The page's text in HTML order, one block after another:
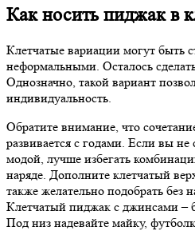
Как носить пиджак в
Клетчатые вариации могут быть
неформальными. Осталось
Однозначно, такой вариант
индивидуальность.
Обратите внимание, что
развивается с годами. Если вы не
модой, лучше избегать
наряде. Дополните клетчатый
также желательно подобрать без
Клетчатый пиджак с джинсами –
Под низ надевайте майку,